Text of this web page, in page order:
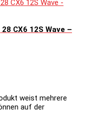
CX6 12S Wave –
weist mehrere
auf der